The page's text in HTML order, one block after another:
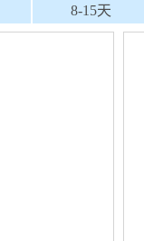
8-15天